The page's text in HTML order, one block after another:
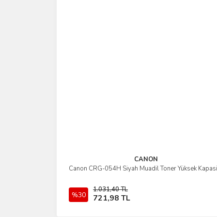
CANON
Canon CRG-054H Siyah Muadil Toner Yüksek
%30
1.031,40 TL
721,98 TL
İncele